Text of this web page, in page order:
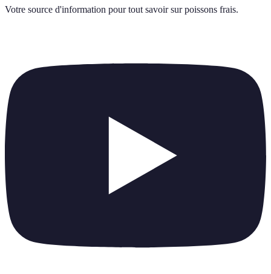
Votre source d'information pour tout savoir sur poissons frais.